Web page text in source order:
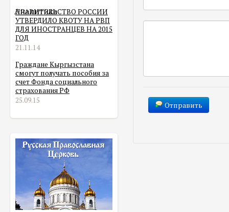
Аналитика
ПРАВИТЕЛЬСТВО РОССИИ
УТВЕРДИЛО КВОТУ НА РВП
ДЛЯ ИНОСТРАНЦЕВ НА 2015
ГОД
21.11.14
Граждане Кыргызстана
смогут получать пособия за
счет Фонда социального
страхования РФ
25.09.15
Отправить